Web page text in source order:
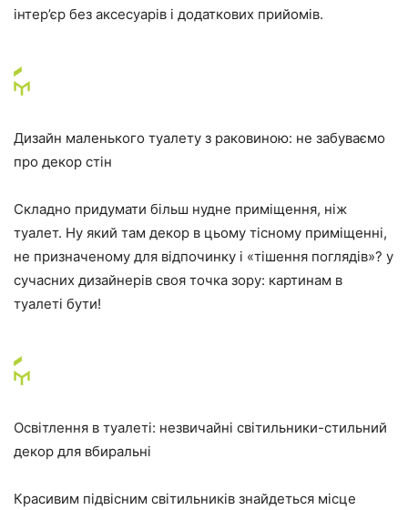
інтер’єр без аксесуарів і додаткових прийомів.
Дизайн маленького туалету з раковиною: не забуваємо
про декор стін
Складно придумати більш нудне приміщення, ніж
туалет. Ну який там декор в цьому тісному приміщенні,
не призначеному для відпочинку і «тішення поглядів»? у
сучасних дизайнерів своя точка зору: картинам в
туалеті бути!
Освітлення в туалеті: незвичайні світильники-стильний
декор для вбиральні
Красивим підвісним світильників знайдеться місце